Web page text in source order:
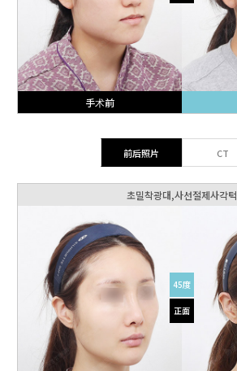
手术前
前后照片 CT
초밀착광대,사선절제사각턱
45度
正面